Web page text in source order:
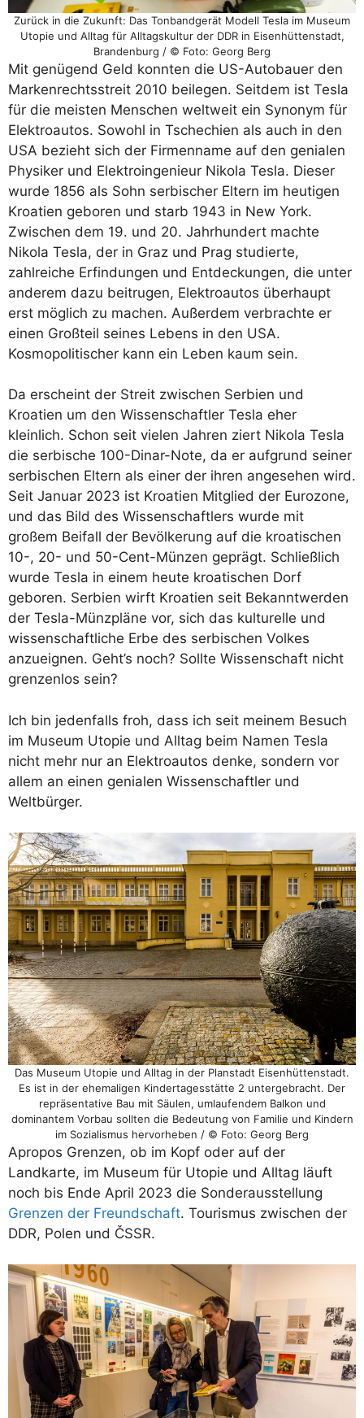
Zurück in die Zukunft: Das Tonbandgerät Modell Tesla im Museum
Utopie und Alltag für Alltagskultur der DDR in Eisenhüttenstadt,
Brandenburg / © Foto: Georg Berg
Mit genügend Geld konnten die US-Autobauer den
Markenrechtsstreit 2010 beilegen. Seitdem ist Tesla
für die meisten Menschen weltweit ein Synonym für
Elektroautos. Sowohl in Tschechien als auch in den
USA bezieht sich der Firmenname auf den genialen
Physiker und Elektroingenieur Nikola Tesla. Dieser
wurde 1856 als Sohn serbischer Eltern im heutigen
Kroatien geboren und starb 1943 in New York.
Zwischen dem 19. und 20. Jahrhundert machte
Nikola Tesla, der in Graz und Prag studierte,
zahlreiche Erfindungen und Entdeckungen, die unter
anderem dazu beitrugen, Elektroautos überhaupt
erst möglich zu machen. Außerdem verbrachte er
einen Großteil seines Lebens in den USA.
Kosmopolitischer kann ein Leben kaum sein.
Da erscheint der Streit zwischen Serbien und
Kroatien um den Wissenschaftler Tesla eher
kleinlich. Schon seit vielen Jahren ziert Nikola Tesla
die serbische 100-Dinar-Note, da er aufgrund seiner
serbischen Eltern als einer der ihren angesehen wird.
Seit Januar 2023 ist Kroatien Mitglied der Eurozone,
und das Bild des Wissenschaftlers wurde mit
großem Beifall der Bevölkerung auf die kroatischen
10-, 20- und 50-Cent-Münzen geprägt. Schließlich
wurde Tesla in einem heute kroatischen Dorf
geboren. Serbien wirft Kroatien seit Bekanntwerden
der Tesla-Münzpläne vor, sich das kulturelle und
wissenschaftliche Erbe des serbischen Volkes
anzueignen. Geht’s noch? Sollte Wissenschaft nicht
grenzenlos sein?
Ich bin jedenfalls froh, dass ich seit meinem Besuch
im Museum Utopie und Alltag beim Namen Tesla
nicht mehr nur an Elektroautos denke, sondern vor
allem an einen genialen Wissenschaftler und
Weltbürger.
Das Museum Utopie und Alltag in der Planstadt Eisenhüttenstadt.
Es ist in der ehemaligen Kindertagesstätte 2 untergebracht. Der
repräsentative Bau mit Säulen, umlaufendem Balkon und
dominantem Vorbau sollten die Bedeutung von Familie und Kindern
im Sozialismus hervorheben / © Foto: Georg Berg
Apropos Grenzen, ob im Kopf oder auf der
Landkarte, im Museum für Utopie und Alltag läuft
noch bis Ende April 2023 die Sonderausstellung
Grenzen der Freundschaft. Tourismus zwischen der
DDR, Polen und ČSSR.